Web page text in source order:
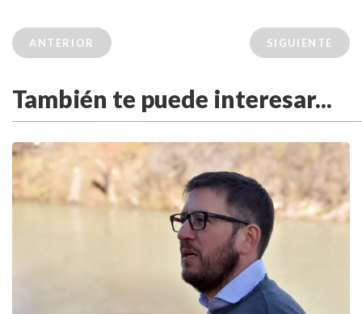
ANTERIOR SIGUIENTE
También te puede interesar...